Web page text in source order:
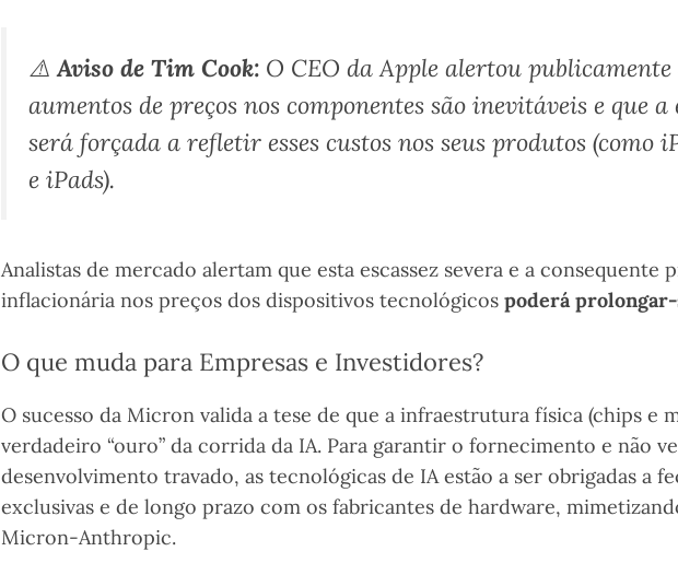
⚠️Aviso de Tim Cook: O CEO da Apple alertou publicamente
aumentos de preços nos componentes são inevitáveis e que a
será forçada a refletir esses custos nos seus produtos (como
e iPads).
Analistas de mercado alertam que esta escassez severa e a consequente
inflacionária nos preços dos dispositivos tecnológicos poderá prolongar-
O que muda para Empresas e Investidores?
O sucesso da Micron valida a tese de que a infraestrutura física (chips e
verdadeiro “ouro” da corrida da IA. Para garantir o fornecimento e não
desenvolvimento travado, as tecnológicas de IA estão a ser obrigadas a
exclusivas e de longo prazo com os fabricantes de hardware,
Micron-Anthropic.